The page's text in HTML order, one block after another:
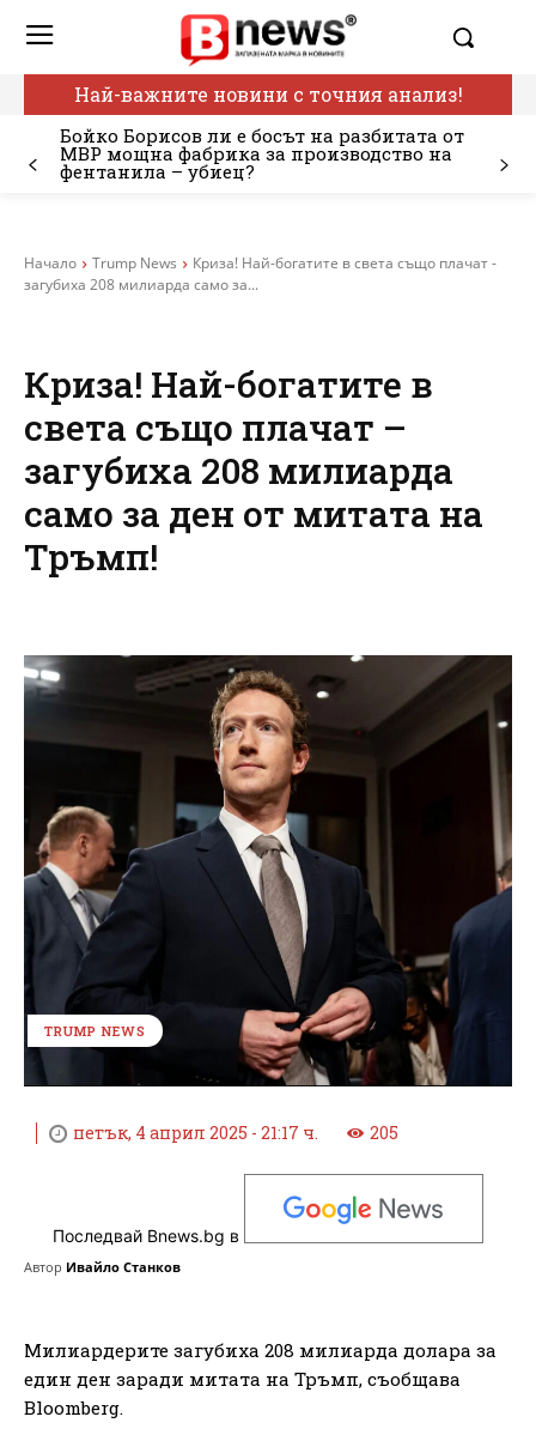
Най-важните новини с точния анализ!
Бойко Борисов ли е босът на разбитата от
МВР мощна фабрика за производство на
фентанила – убиец?
Начало Trump News
Криза! Най-богатите в света също плачат -
загубиха 208 милиарда само за...
Криза! Най-богатите в
света също плачат –
загубиха 208 милиарда
само за ден от митата на
Тръмп!
TRUMP NEWS
петък, 4 април 2025 - 21:17 ч. 205
Последвай Bnews.bg в
Автор Ивайло Станков
Милиардерите загубиха 208 милиарда долара за
един ден заради митата на Тръмп, съобщава
Bloomberg.